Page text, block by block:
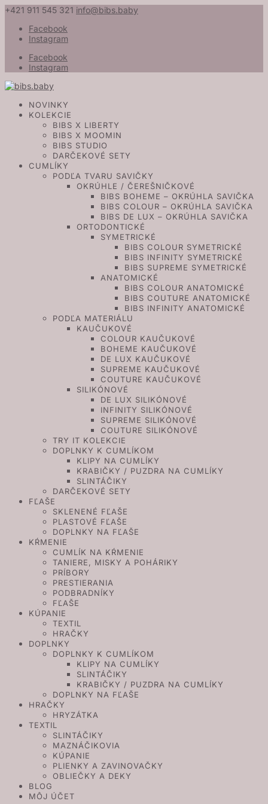
+421 911 545 321 info@bibs.baby
Facebook
Instagram
Facebook
Instagram
NOVINKY
KOLEKCIE
BIBS X LIBERTY
BIBS X MOOMIN
BIBS STUDIO
DARČEKOVÉ SETY
CUMLÍKY
PODĽA TVARU SAVIČKY
OKRÚHLE / ČEREŠNIČKOVÉ
BIBS BOHEME – OKRÚHLA SAVIČKA
BIBS COLOUR – OKRÚHLA SAVIČKA
BIBS DE LUX – OKRÚHLA SAVIČKA
ORTODONTICKÉ
SYMETRICKÉ
BIBS COLOUR SYMETRICKÉ
BIBS INFINITY SYMETRICKÉ
BIBS SUPREME SYMETRICKÉ
ANATOMICKÉ
BIBS COLOUR ANATOMICKÉ
BIBS COUTURE ANATOMICKÉ
BIBS INFINITY ANATOMICKÉ
PODĽA MATERIÁLU
KAUČUKOVÉ
COLOUR KAUČUKOVÉ
BOHEME KAUČUKOVÉ
DE LUX KAUČUKOVÉ
SUPREME KAUČUKOVÉ
COUTURE KAUČUKOVÉ
SILIKÓNOVÉ
DE LUX SILIKÓNOVÉ
INFINITY SILIKÓNOVÉ
SUPREME SILIKÓNOVÉ
COUTURE SILIKÓNOVÉ
TRY IT KOLEKCIE
DOPLNKY K CUMLÍKOM
KLIPY NA CUMLÍKY
KRABIČKY / PUZDRA NA CUMLÍKY
SLINTÁČIKY
DARČEKOVÉ SETY
FĽAŠE
SKLENENÉ FĽAŠE
PLASTOVÉ FĽAŠE
DOPLNKY NA FĽAŠE
KŔMENIE
CUMLÍK NA KŔMENIE
TANIERE, MISKY A POHÁRIKY
PRÍBORY
PRESTIERANIA
PODBRADNÍKY
FĽAŠE
KÚPANIE
TEXTIL
HRAČKY
DOPLNKY
DOPLNKY K CUMLÍKOM
KLIPY NA CUMLÍKY
SLINTÁČIKY
KRABIČKY / PUZDRA NA CUMLÍKY
DOPLNKY NA FĽAŠE
HRAČKY
HRYZÁTKA
TEXTIL
SLINTÁČIKY
MAZNÁČIKOVIA
KÚPANIE
PLIENKY A ZAVINOVAČKY
OBLIEČKY A DEKY
BLOG
MÔJ ÚČET